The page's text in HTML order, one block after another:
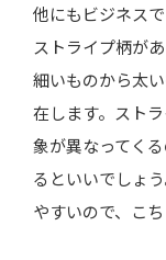
他にもビジネス
ストライプ柄が
細いものから太
在します。スト
象が異なってく
るといいでしょ
やすいので、こ